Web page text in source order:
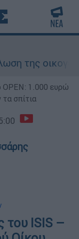
1.000 ευρώ
σπίτια
του ISIS –